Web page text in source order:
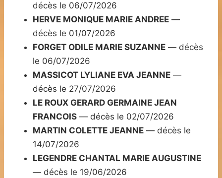
décès le 06/07/2026
HERVE MONIQUE MARIE ANDREE —
décès le 01/07/2026
FORGET ODILE MARIE SUZANNE — décès
le 06/07/2026
MASSICOT LYLIANE EVA JEANNE —
décès le 27/07/2026
LE ROUX GERARD GERMAINE JEAN
FRANCOIS — décès le 02/07/2026
MARTIN COLETTE JEANNE — décès le
14/07/2026
LEGENDRE CHANTAL MARIE AUGUSTINE
— décès le 19/06/2026